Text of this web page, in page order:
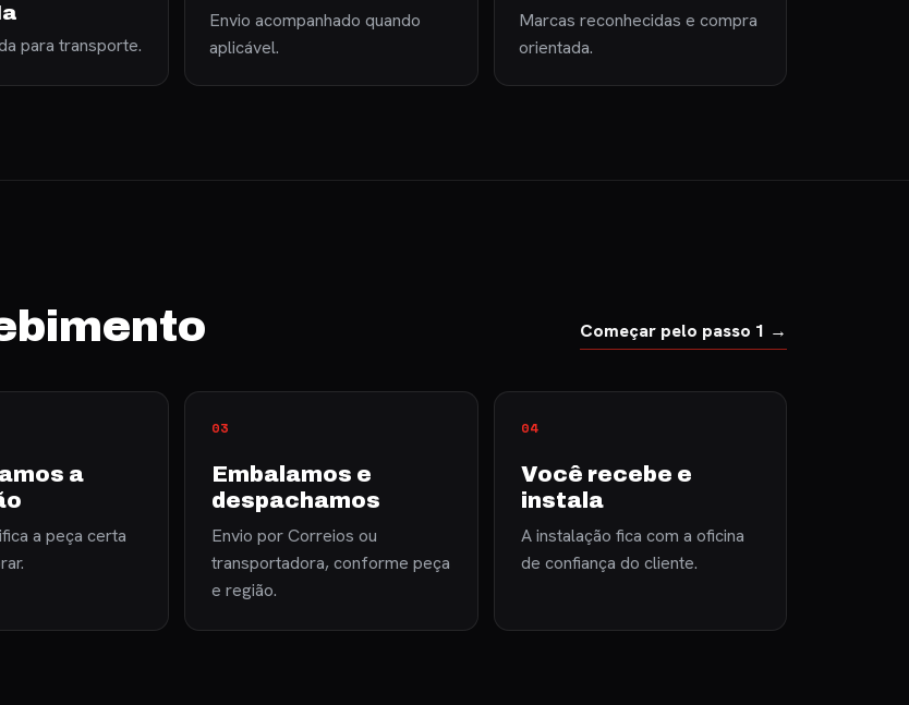
para transporte.
Envio acompanhado quando
aplicável.
Marcas reconhecidas e compra
orientada.
Começar pelo passo 1 →
a
a peça certa
Embalamos e
despachamos
Envio por Correios ou
transportadora, conforme peça
e região.
Você recebe e
instala
A instalação fica com a oficina
de confiança do cliente.